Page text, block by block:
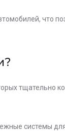
что
тщательно
системы